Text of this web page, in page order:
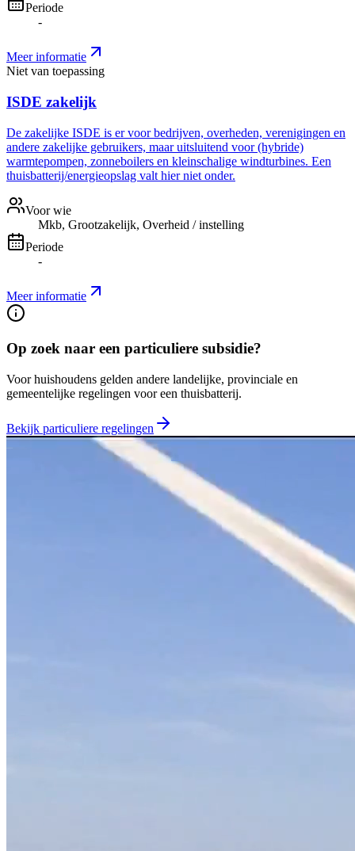
Periode
-
Meer informatie
Niet van toepassing
ISDE zakelijk
De zakelijke ISDE is er voor bedrijven, overheden, verenigingen en
andere zakelijke gebruikers, maar uitsluitend voor (hybride)
warmtepompen, zonneboilers en kleinschalige windturbines. Een
thuisbatterij/energieopslag valt hier niet onder.
Voor wie
Mkb, Grootzakelijk, Overheid / instelling
Periode
-
Meer informatie
Op zoek naar een particuliere subsidie?
Voor huishoudens gelden andere landelijke, provinciale en
gemeentelijke regelingen voor een thuisbatterij.
Bekijk particuliere regelingen